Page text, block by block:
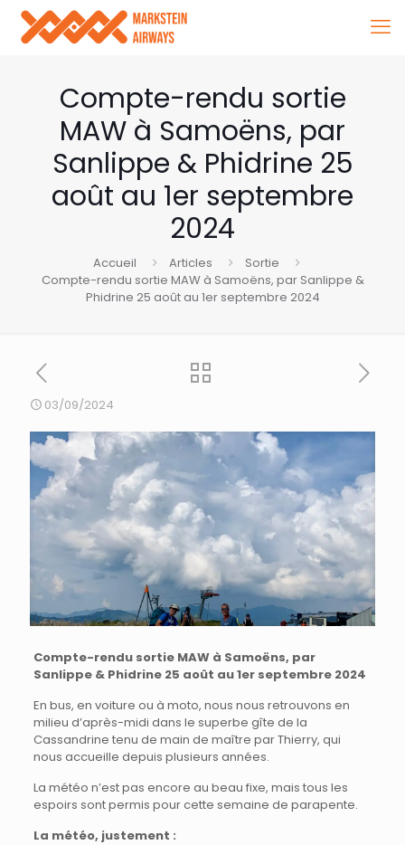
Compte-rendu sortie
MAW à Samoëns, par
Sanlippe & Phidrine 25
août au 1er septembre
2024
Accueil Articles
Sortie
Compte-rendu sortie MAW à Samoëns, par Sanlippe &
Phidrine 25 août au 1er septembre 2024
03/09/2024
Compte-rendu sortie MAW à Samoëns, par
Sanlippe & Phidrine 25 août au 1er septembre 2024
En bus, en voiture ou à moto, nous nous retrouvons en
milieu d’après-midi dans le superbe gîte de la
Cassandrine tenu de main de maître par Thierry, qui
nous accueille depuis plusieurs années.
La météo n’est pas encore au beau fixe, mais tous les
espoirs sont permis pour cette semaine de parapente.
La météo, justement :